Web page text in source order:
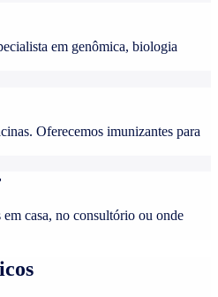
em genômica, biologia
Oferecemos imunizantes para
em casa, no consultório ou onde